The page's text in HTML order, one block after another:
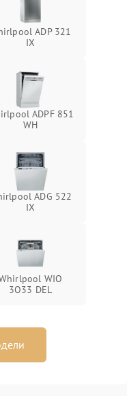
ADP 321
IX
ADPF 851
WH
ADG 522
IX
WIO
3O33 DEL